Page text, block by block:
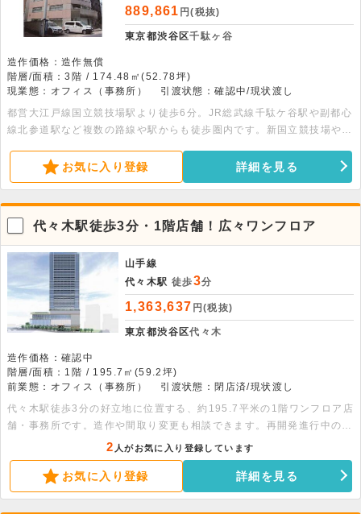
889,861 円(税抜)
東京都渋谷区千駄ヶ谷
造作価格：造作無償
階層/面積：3階 / 174.48㎡(52.78坪)
現業態：オフィス（事務所）
引渡状態：確認中/現状渡し
都営大江戸線国立競技場駅より徒歩6分。JR総武線千駄ケ谷駅や副都心
線北参道駅など複数の路線や駅からも徒歩圏内です。新国立競技場や東
お気に入り登録 詳細を見る
代々木駅徒歩3分・1階店舗！広々ワンフロア
山手線
代々木駅 徒歩3分
1,363,637 円(税抜)
東京都渋谷区代々木
造作価格：確認中
階層/面積：1階 / 195.7㎡(59.2坪)
前業態：オフィス（事務所）
引渡状態：閉店済/現状渡し
代々木駅徒歩3分の好立地に位置する、約195.7平米の1階ワンフロア店
舗・事務所です。造作や間取り変更も相談できます。再開発進行中の注
目エリアにあり、新宿駅も徒歩圏内でアクセスに優れています。お気軽
にお問い合わせください。
2 人がお気に入り登録しています
お気に入り登録 詳細を見る